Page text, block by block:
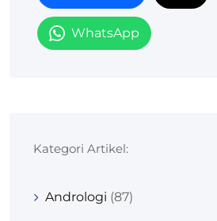
WhatsApp
Kategori Artikel:
Andrologi (87)